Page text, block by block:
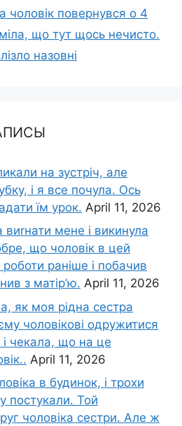
чоловік повернувся о 4
що тут щось нечисто.
назовні
на зустріч, але
і я все почула. Ось
їм урок. April 11, 2026
виrнати мене і викинула
що чоловік в цей
раніше і побачив
з матір’ю. April 11, 2026
як моя рідна сестра
чоловікові одружитися
чекала, що на це
April 11, 2026
в будинок, і трохи
постукали. Той
чоловіка сестри. Але ж